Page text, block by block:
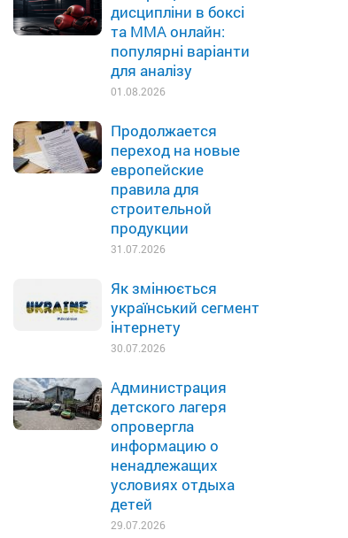
дисципліни в боксі
та MMA онлайн:
популярні варіанти
для аналізу
01.08.2026
Продолжается
переход на новые
европейские
правила для
строительной
продукции
31.07.2026
Як змінюється
український сегмент
інтернету
30.07.2026
Администрация
детского лагеря
опровергла
информацию о
ненадлежащих
условиях отдыха
детей
29.07.2026